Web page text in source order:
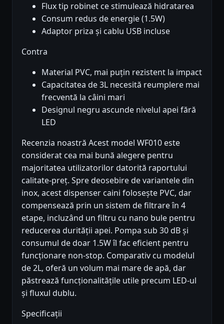
Flux tip robinet ce stimulează hidratarea
Consum redus de energie (1.5W)
Adaptor priza și cablu USB incluse
Contra
Material PVC, mai puțin rezistent la impact
Capacitatea de 3L necesită reumplere mai
frecventă la câini mari
Designul negru ascunde nivelul apei fără
LED
Recenzia noastră Acest model WF010 este
considerat cea mai bună alegere pentru
majoritatea utilizatorilor datorită raportului
calitate-preț. Spre deosebire de variantele din
inox, acest dispenser caini folosește PVC, dar
compensează prin un sistem de filtrare în 4
etape, incluzând un filtru cu nano bule pentru
reducerea durității apei. Pompa sub 30 dB și
consumul de doar 1.5W îl fac eficient pentru
funcționare non-stop. Comparativ cu modelul
de 2L, oferă un volum mai mare de apă, dar
păstrează funcționalitățile utile precum LED-ul
și fluxul dublu.
Specificații